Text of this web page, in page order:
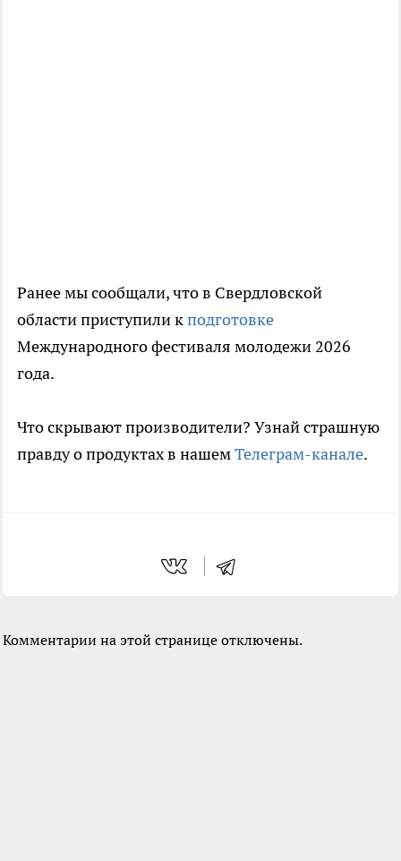
Ранее мы сообщали, что в Свердловской
области приступили кподготовке
Международного фестиваля молодежи 2026
года.
Что скрывают производители? Узнай страшную
правду о продуктах в нашемТелеграм-канале.
Комментарии на этой странице отключены.